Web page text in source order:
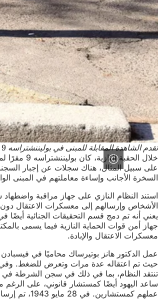
تقدم الشاهدة المقابلة للمبنى في بوليننشتراسه 9 معلومات عن فرع فيسبادن التابع للجستابو في فرانكفورت أم ماين.
خلال
على سبيل المثال، هناك سجلات عن إجبار
السخرة الأجانب وإساءة معاملتهم في المبنى
استند النظام النازي على جهاز مراقبة
معسكرات الاعتقال والإبادة.
عملهم كمستشارين. في 28 مايو 1943، تم إرسال بوتيرساك إلى معسكر اعتقال داخاو. وتوفي هناك بسبب التيفوس في 13 فبراير 1945.